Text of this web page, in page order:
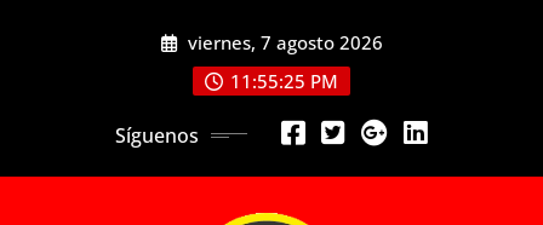
viernes, 7 agosto 2026
11:55:27 PM
Síguenos